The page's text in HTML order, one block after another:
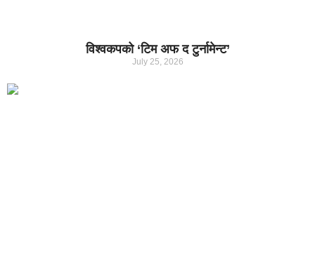
विश्वकपको ‘टिम अफ द टुर्नामेन्ट’
July 25, 2026